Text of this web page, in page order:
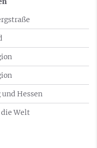
Hessen
Welt